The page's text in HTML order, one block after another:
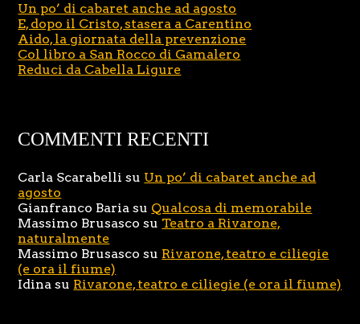
Un po’ di cabaret anche ad agosto
E, dopo il Cristo, stasera a Carentino
Aido, la giornata della prevenzione
Col libro a San Rocco di Gamalero
Reduci da Cabella Ligure
COMMENTI RECENTI
Carla Scarabelli su Un po’ di cabaret anche ad
agosto
Gianfranco Baria su Qualcosa di memorabile
Massimo Brusasco su Teatro a Rivarone,
naturalmente
Massimo Brusasco su Rivarone, teatro e ciliegie
(e ora il fiume)
Idina su Rivarone, teatro e ciliegie (e ora il fiume)